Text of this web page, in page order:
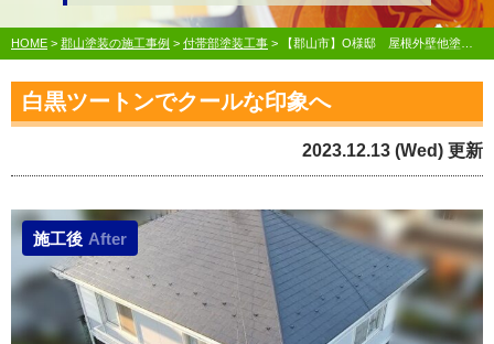
HOME > 郡山塗装の施工事例 > 付帯部塗装工事 > 【郡山市】O様邸 屋根外壁他塗装工事
白黒ツートンでクールな印象へ
2023.12.13 (Wed) 更新
施工後 After